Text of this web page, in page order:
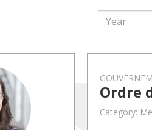
Ordre
Category: